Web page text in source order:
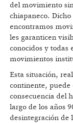
del movimiento
chiapaneco.
encontramos
les garanticen
conocidos y todas
movimientos
Esta situación,
continente, puede
consecuencia del
largo de los años
desintegración de